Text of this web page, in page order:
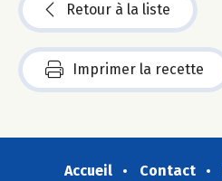
Retour à la liste
Imprimer la recette
Accueil Contact